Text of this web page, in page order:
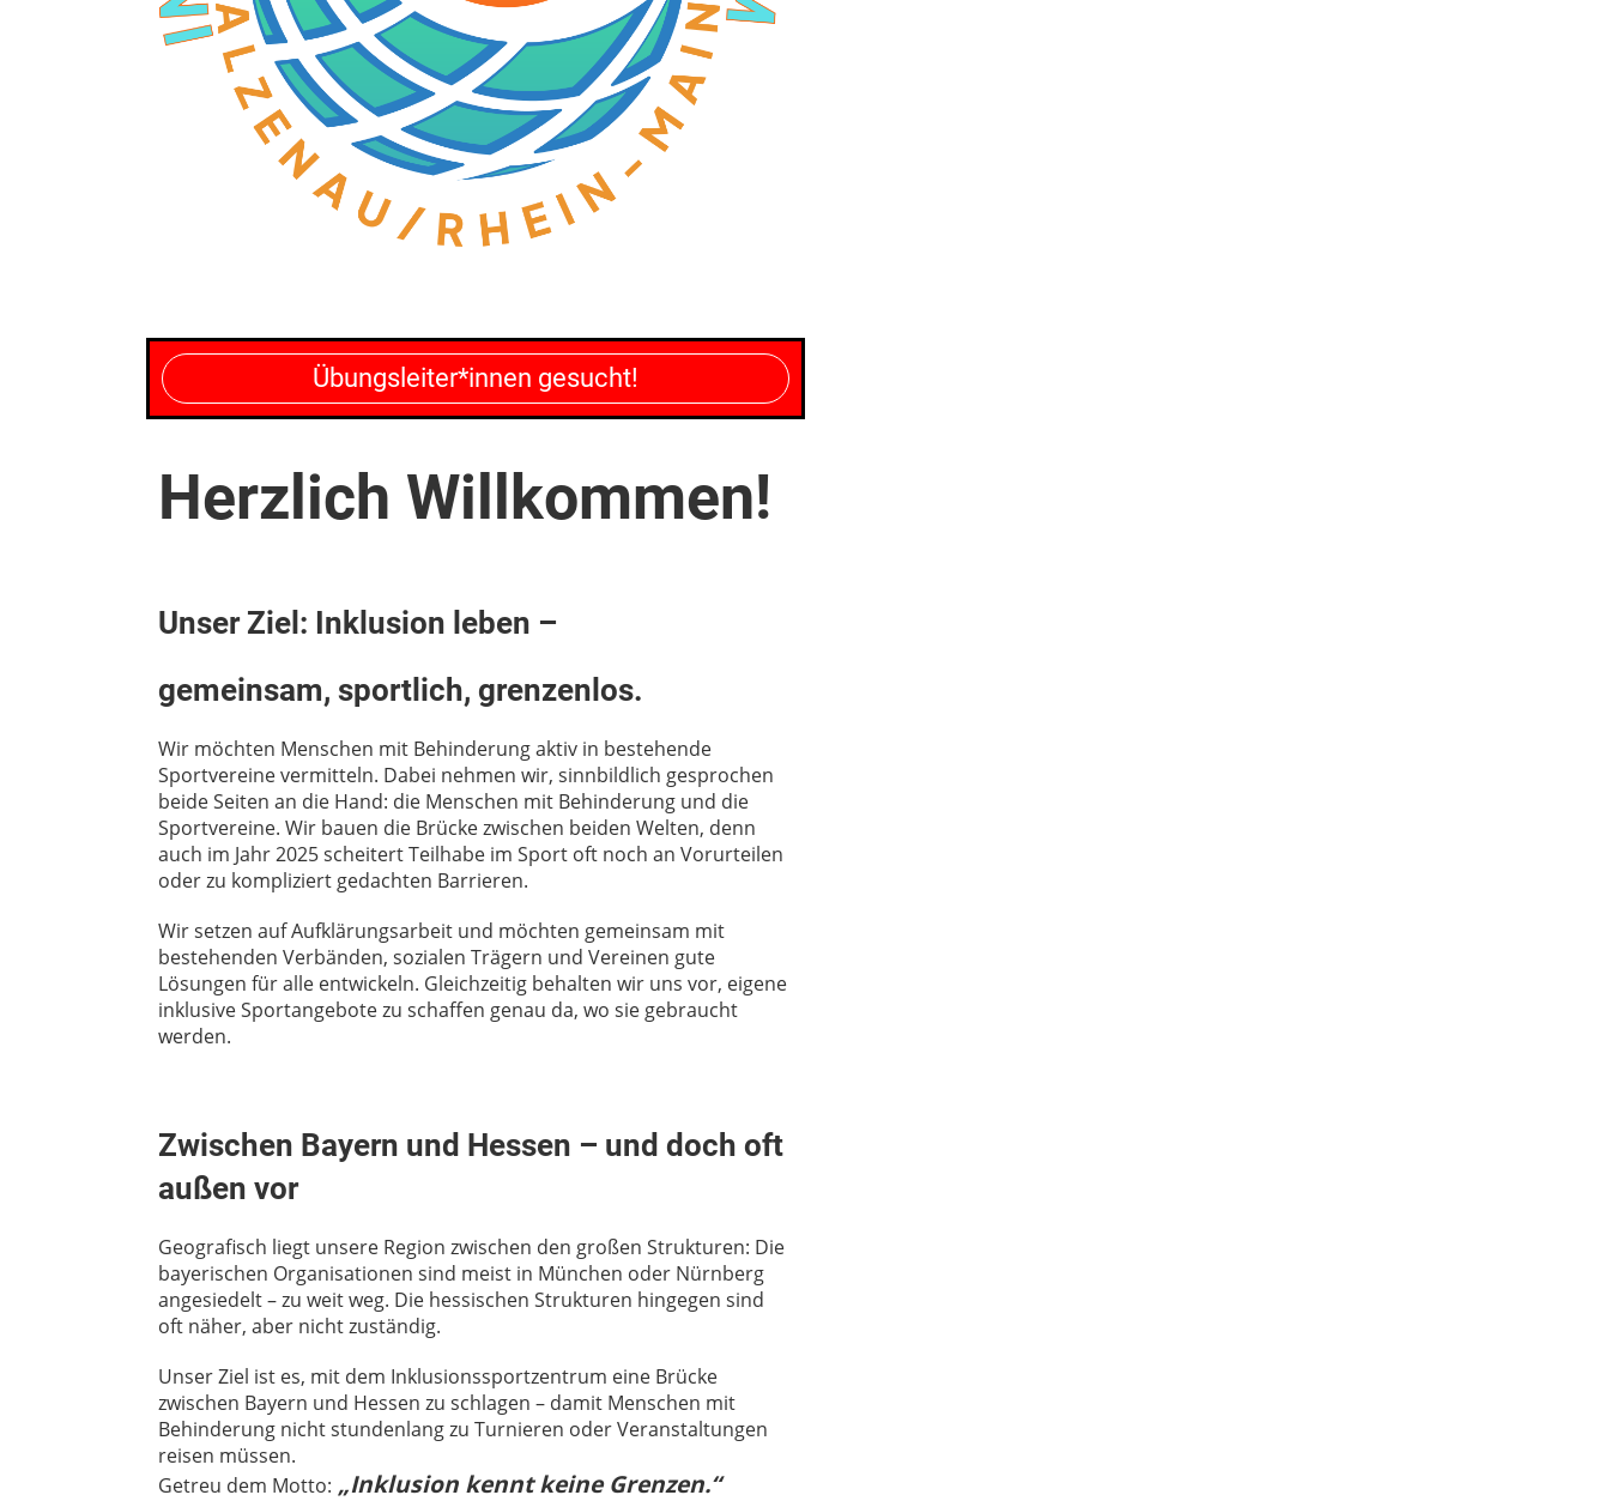
Übungsleiter*innen gesucht!
Herzlich Willkommen!
Unser Ziel: Inklusion leben –
gemeinsam, sportlich, grenzenlos.
Wir möchten Menschen mit Behinderung aktiv in bestehende
Sportvereine vermitteln. Dabei nehmen wir, sinnbildlich gesprochen
beide Seiten an die Hand: die Menschen mit Behinderung und die
Sportvereine. Wir bauen die Brücke zwischen beiden Welten, denn
auch im Jahr 2025 scheitert Teilhabe im Sport oft noch an Vorurteilen
oder zu kompliziert gedachten Barrieren.
Wir setzen auf Aufklärungsarbeit und möchten gemeinsam mit
bestehenden Verbänden, sozialen Trägern und Vereinen gute
Lösungen für alle entwickeln. Gleichzeitig behalten wir uns vor, eigene
inklusive Sportangebote zu schaffen genau da, wo sie gebraucht
werden.
Zwischen Bayern und Hessen – und doch oft
außen vor
Geografisch liegt unsere Region zwischen den großen Strukturen: Die
bayerischen Organisationen sind meist in München oder Nürnberg
angesiedelt – zu weit weg. Die hessischen Strukturen hingegen sind
oft näher, aber nicht zuständig.
Unser Ziel ist es, mit dem Inklusionssportzentrum eine Brücke
zwischen Bayern und Hessen zu schlagen – damit Menschen mit
Behinderung nicht stundenlang zu Turnieren oder Veranstaltungen
reisen müssen.
Getreu dem Motto: „Inklusion kennt keine Grenzen.“